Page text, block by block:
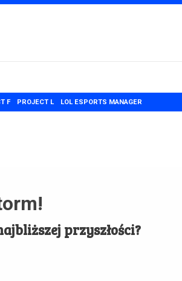
F PROJECT L LOL ESPORTS MANAGER
przyszłości?